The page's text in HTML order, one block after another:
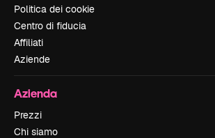
Politica dei cookie
Centro di fiducia
Affiliati
Aziende
Azienda
Prezzi
Chi siamo